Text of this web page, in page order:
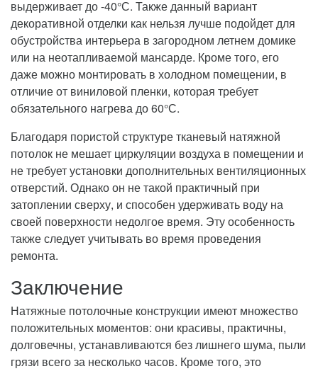
выдерживает до -40°С. Также данный вариант
декоративной отделки как нельзя лучше подойдет для
обустройства интерьера в загородном летнем домике
или на неотапливаемой мансарде. Кроме того, его
даже можно монтировать в холодном помещении, в
отличие от виниловой пленки, которая требует
обязательного нагрева до 60°С.
Благодаря пористой структуре тканевый натяжной
потолок не мешает циркуляции воздуха в помещении и
не требует установки дополнительных вентиляционных
отверстий. Однако он не такой практичный при
затоплении сверху, и способен удерживать воду на
своей поверхности недолгое время. Эту особенность
также следует учитывать во время проведения
ремонта.
Заключение
Натяжные потолочные конструкции имеют множество
положительных моментов: они красивы, практичны,
долговечны, устанавливаются без лишнего шума, пыли
грязи всего за несколько часов. Кроме того, это